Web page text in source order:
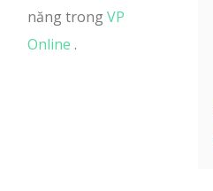
năng trongVP
Online .